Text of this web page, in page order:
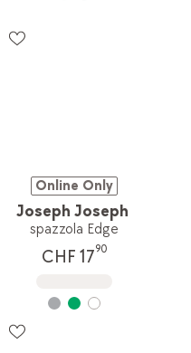
Online Only
Joseph Joseph
spazzola Edge
CHF 1790